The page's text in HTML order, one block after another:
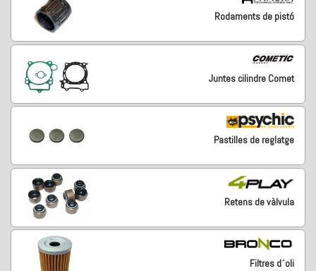
Rodaments de pistó
Juntes cilindre Comet
Pastilles de reglatge
Retens de vàlvula
Filtres d´oli